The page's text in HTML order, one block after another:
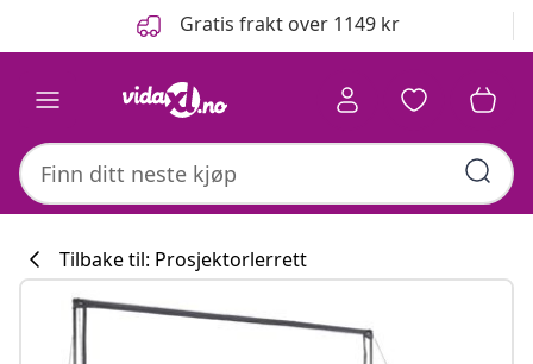
Gratis frakt over 1149 kr
Tilbake til: Prosjektorlerrett